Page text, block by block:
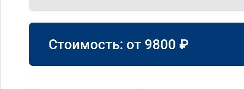
Стоимость: от 9800 ₽